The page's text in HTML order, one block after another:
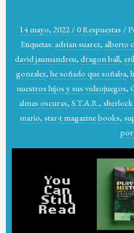
14 mayo, 2022 /0 Respuestas /
Etiquetas: adrian suarez, alberto
david jaumandreu, dragon ball,
gonzalez, he soñado que soñaba,
nuestros hijos y sus videojuegos,
almas oscuras, S.T.A.R.,
mario, star-t magazine books,